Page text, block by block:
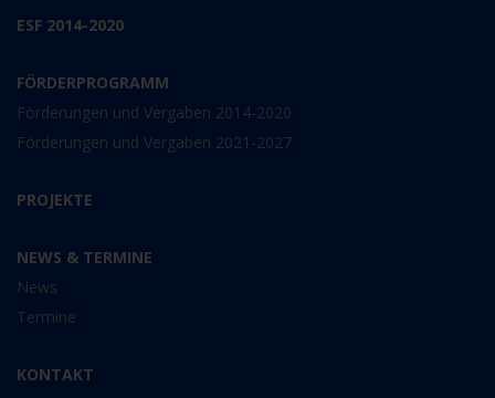
ESF 2014-2020
FÖRDERPROGRAMM
Förderungen und Vergaben 2014-2020
Förderungen und Vergaben 2021-2027
PROJEKTE
NEWS & TERMINE
News
Termine
KONTAKT